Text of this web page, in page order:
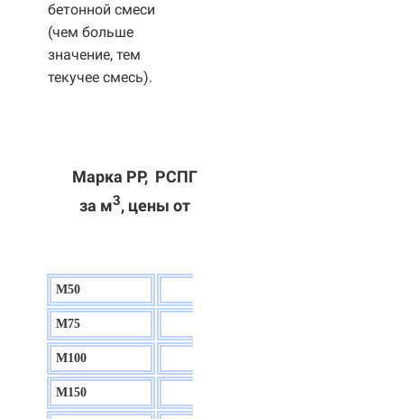
бетонной смеси
(чем больше
значение, тем
текучее смесь).
Марка РР, РСПГ
за м3, цены от
М50
М75
М100
М150